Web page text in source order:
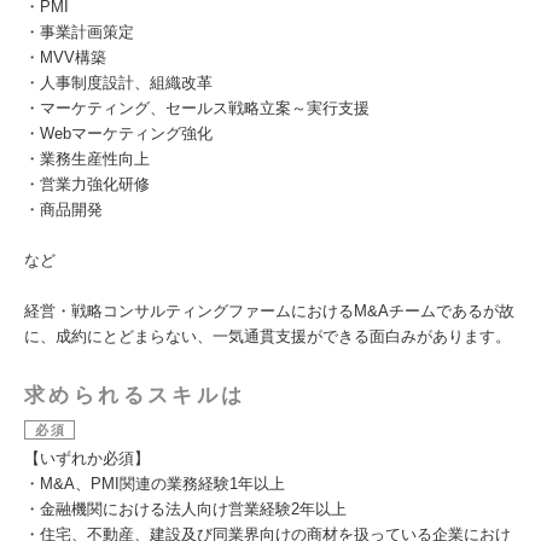
・PMI
・事業計画策定
・MVV構築
・人事制度設計、組織改革
・マーケティング、セールス戦略立案～実行支援
・Webマーケティング強化
・業務生産性向上
・営業力強化研修
・商品開発
など
経営・戦略コンサルティングファームにおけるM&Aチームであるが故
に、成約にとどまらない、一気通貫支援ができる面白みがあります。
求められるスキルは
必須
【いずれか必須】
・M&A、PMI関連の業務経験1年以上
・金融機関における法人向け営業経験2年以上
・住宅、不動産、建設及び同業界向けの商材を扱っている企業におけ